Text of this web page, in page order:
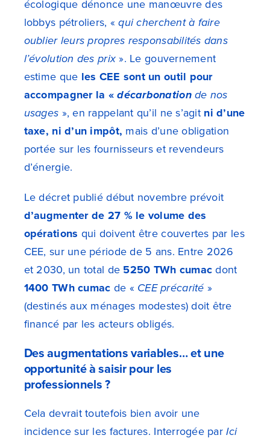
écologique dénonce une manœuvre des
lobbys pétroliers, « qui cherchent à faire
oublier leurs propres responsabilités dans
l’évolution des prix». Le gouvernement
estime que les CEE sont un outil pour
accompagner la «décarbonationde nos
usages », en rappelant qu’il ne s’agit ni d’une
taxe, ni d’un impôt, mais d’une obligation
portée sur les fournisseurs et revendeurs
d’énergie.
Le décret publié début novembre prévoit
d’augmenter de 27 % le volume des
opérations qui doivent être couvertes par les
CEE, sur une période de 5 ans. Entre 2026
et 2030, un total de 5250 TWh cumacdont
1400 TWh cumac de « CEE précarité »
(destinés aux ménages modestes) doit être
financé par les acteurs obligés.
Des augmentations variables… et une
opportunité à saisir pour les
professionnels ?
Cela devrait toutefois bien avoir une
incidence sur les factures. Interrogée parIci